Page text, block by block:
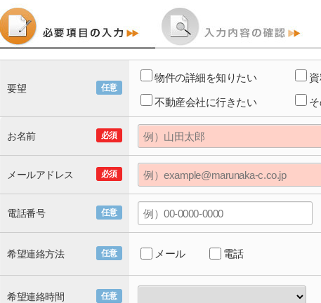
任意
要望
物件の詳細を知りたい
不動産会社に行きたい
必須
お名前
必須
メールアドレス
任意
電話番号
任意
希望連絡方法 メール 電話
任意
希望連絡時間